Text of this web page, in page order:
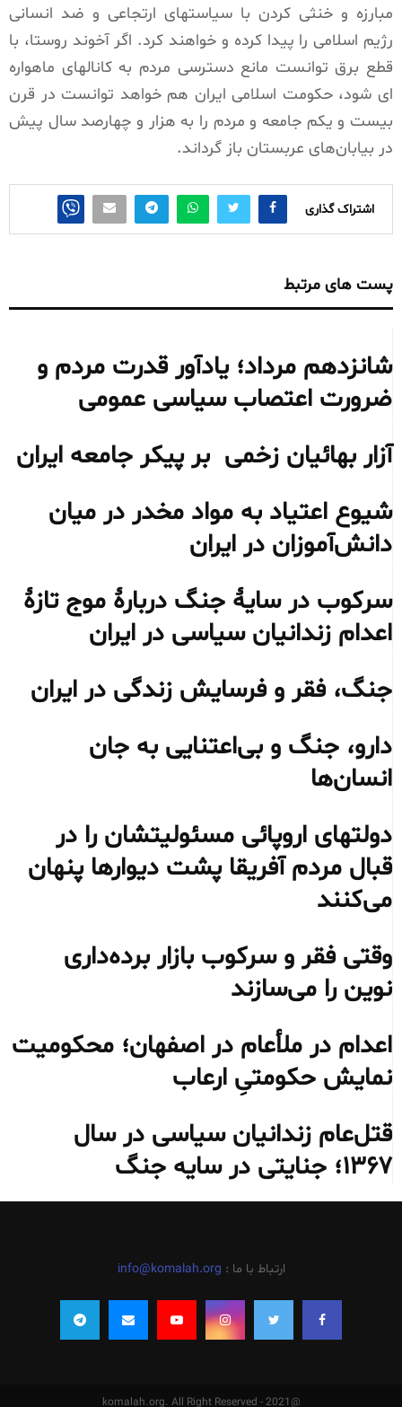
مبارزه و خنثی کردن با سیاستهای ارتجاعی و ضد انسانی
رژیم اسلامی را پیدا کرده و خواهند کرد. اگر آخوند روستا، با
قطع برق توانست مانع دسترسی مردم به کانالهای ماهواره
ای شود، حکومت اسلامی ایران هم خواهد توانست در قرن
بیست و یکم جامعه و مردم را به هزار و چهارصد سال پیش
در بیابان‌های عربستان باز گرداند.
اشتراک گذاری
پست های مرتبط
شانزدهم مرداد؛ یادآور قدرت مردم و
ضرورت اعتصاب سیاسی عمومی
آزار بهائیان زخمی بر پیکر جامعه ایران
شیوع اعتیاد به مواد مخدر در میان
دانش‌آموزان در ایران
سرکوب در سایهٔ جنگ دربارهٔ موج تازهٔ
اعدام زندانیان سیاسی در ایران
جنگ، فقر و فرسایش زندگی در ایران
دارو، جنگ و بی‌اعتنایی به جان
انسان‌ها
دولتهای اروپائی مسئولیتشان را در
قبال مردم آفریقا پشت دیوارها پنهان
می‌کنند
وقتی فقر و سرکوب بازار برده‌داری
نوین را می‌سازند
اعدام در ملأعام در اصفهان؛ محکومیت
نمایش حکومتیِ ارعاب
قتل‌عام زندانیان سیاسی در سال
۱۳۶۷؛ جنایتی در سایه جنگ
ارتباط با ما : info@komalah.org
@2021 - komalah.org. All Right Reserved